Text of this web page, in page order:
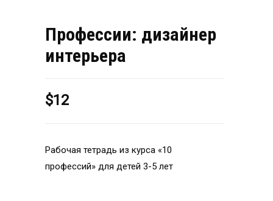
Профессии: дизайнер
интерьера
$12
Рабочая тетрадь из курса «10
профессий» для детей 3-5 лет